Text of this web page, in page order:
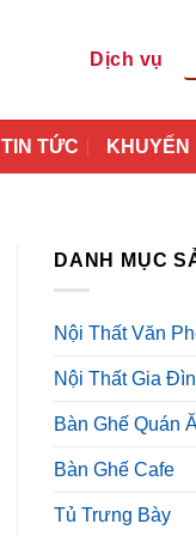
Dịch vụ
TIN TỨC KHUYẾN
DANH MỤC
Nội Thất Văn
Nội Thất Gia
Bàn Ghế Quán
Bàn Ghế Cafe
Tủ Trưng Bày